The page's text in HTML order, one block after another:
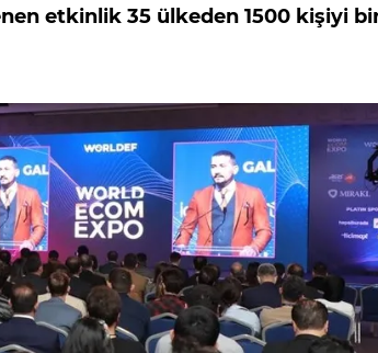
etkinlik 35 ülkeden 1500 kişiyi